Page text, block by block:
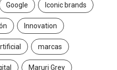
Google Iconic brands
Innovation
marcas
Maruri Grey